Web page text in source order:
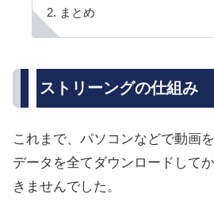
まとめ
ストリーングの仕組み
これまで、パソコンなどで動画
データを全てダウンロードして
きませんでした。